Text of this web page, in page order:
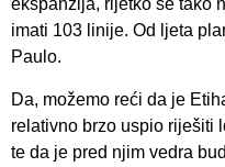
ekspanzija, rijetko se tako
imati 103 linije. Od ljeta
Paulo.
Da, možemo reći da je
relativno brzo uspio riješiti
te da je pred njim vedra